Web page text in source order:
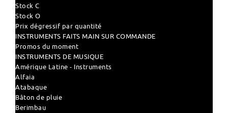
Stock C
Stock O
Prix dégressif par quantité
INSTRUMENTS FAITS MAIN SUR COMMANDE
Promos du moment
INSTRUMENTS DE MUSIQUE
Amérique Latine - Instruments
Alfaia
Atabaque
Bâton de pluie
Berimbau